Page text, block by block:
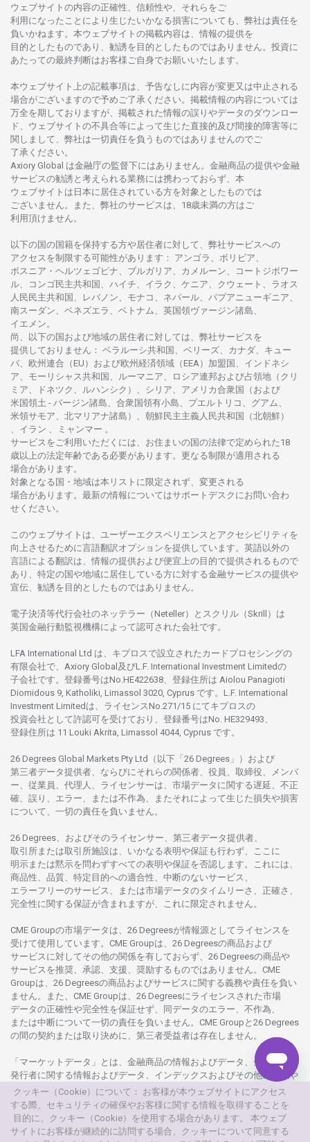
ウェブサイトの内容の正確性、信頼性や、それらをご
利用になったことにより 生じたいかなる損害についても、 弊社は責任を
負いかね ます。 本ウェブサイトの掲載内容は、 情報の提供を
目的としたものであり、 勧誘を 目的としたものではありません。 投資に
あたっての最終判断はお客様ご自身でお願いいたします。
本ウェブサイト 上の記載事項は、 予告なしに 内容が変更又は中止さ れる
場合がございますので予めご了承ください。 掲載情報の内容については
万全を期しておりますが、 掲載さ れた情報の誤りやデータのダウンロー
ド、 ウェブサイトの不具合等に よって生じた 直接的及び間接的障害等に
関し まして、 弊社は一切責任を負うものではありませんのでご
了承ください。
Axiory Global は金融庁の監督下にはありません。 金融商品の提供や金融
サービスの勧誘と 考えられる業務には携わっておらず、 本
ウェブサイトは 日本に 居住さ れている方を対象としたものでは
ございません。
また、 弊社のサービスは、18歳未満の方は ご
利用頂けません 。
以下の国の国籍を保持する方や居住者に対して、 弊社サービスへの
アクセスを制限する可能性があります ： アンゴラ、ボリビア、
ボスニア ・ ヘルツェゴビナ、ブルガリア、カメルーン、コートジボワー
ル、
コンゴ民主共和国、ハイチ、イラク、ケニア、クウェート、 ラオス
人民民主共和国、レバノン、モナコ、ネパール、パプアニューギニア、
南スーダン、ベネズエラ、ベトナム、 英国領ヴァージン諸島、
イエメン。
尚、 以下の国および地域の居住者に対しては、 弊社サービスを
提供しておりません ： ベラルーシ共和国、ベリーズ、カナダ、キュー
バ、 欧州連合 （EU） および欧州経済領域 （EEA）加盟国、インドネシ
ア、 モーリシャス共和国、ルーマニア、 ロシア連邦および占領地 （クリ
ミア、ドネツク、ルハンシク）、シリア、 アメリカ合衆国 （および
米国領土 - バージン諸島、合衆国領有小島、プエルトリコ、グアム、
米領サモア、 北マリアナ諸島）、 朝鮮民主主義人民共和国 （北朝鮮）
、イラン 、ミャンマー 。
サービスを ご利用いただくには、お住まいの国の法律で定められた 18
歳以上の法定年齢である必要があります。 更なる制限が適用さ れる
場合があります。
対象となる国 ・ 地域は本 リストに限定さ れず、 変更さ れる
場合があります。 最新の情報についてはサポートデスクに お問い合わ
せくださ い。
このウェブサイトは、 ユーザーエクスペリエンスと アクセシビリティを
向上さ せるために言語翻訳オプションを提供しています。 英語以外の
言語に よる翻訳は、 情報の提供および便宜上の目的で提供さ れるもので
あり、 特定の国や地域に 居住している方に対する金融サービスの提供や
宣伝、 勧誘を 目的としたものではありません。
電子決済等代行会社のネッテラー （Neteller）と スクリル （Skrill）は
英国金融行動監視機構に よって認可さ れた会社です。
LFA International Ltd は、 キプロスで設立さ れた カードプロセシングの
有限会社で、Axiory Global及びL.F. International Investment Limitedの
子会社です。 登録番号はNo.HE422638、 登録住所は Aiolou Panagioti
Diomidous 9, Katholiki, Limassol 3020, Cyprus です。L.F. International
Investment Limitedは、 ライセンスNo.271/15 にてキプロスの
投資会社として許認可を受けており、 登録番号はNo. HE329493、
登録住所は 11 Louki Akrita, Limassol 4044, Cyprus です。
26 Degrees Global Markets Pty Ltd（以下「26 Degrees」） および
第三者データ提供者、ならびにそれらの関係者、役員、取締役、メンバ
ー、従業員、代理人、ライセンサーは、 市場データに関する遅延、不正
確、誤り、エラー、
または不作為、 またそれに よって生じた損失や損害
について、 一切の責任を負いません。
26 Degrees、 およびそのライセンサー、 第三者データ提供者、
取引所または取引所施設は、いかなる表明や保証も行わず、
ここに
明示または黙示を問わずすべての表明や保証を否認し ます。
これには、
商品性、品質、 特定目的への適合性、 中断のないサービス、
エラーフリーのサービス、 または市場データのタイムリーさ、正確さ、
完全性に関する保証が含まれますが、これに限定さ れません。
CME Groupの市場データは、26 Degreesが情報源としてライセンスを
受けて使用しています。 CME Groupは、26 Degreesの商品および
サービスに対してその他の関係を有しておらず、26 Degreesの商品や
サービスを推奨、承認、支援、 奨励するものではありません。 CME
Groupは、26 Degreesの商品およびサービスに関する義務や責任を負い
ません。また、CME Groupは、26 Degreesに ライセンスさ れた市場
データの正確性や完全性を保証せず、 同データのエラー、不作為、
または中断について一切の責任を負いません。 CME Groupと26 Degrees
の間の契約または取り 決めに、 第三者受益者は存在し ません。
「マーケットデータ」とは、 金融商品の情報およびデータ、 金融商品の
発行者に関する情報およびデータ、 インデックスおよびその他の
情報や
データを
指し、26 Degreesまたは26 Degreesグループ 会社が提供する
製品や サービスの 一部として、更新頻度を問わ ず提供さ れるものを
意味します。
クッキー（Cookie）について： お客様が本ウェブサイトにアクセス
する際、セキュリティの確保やお客様に関する情報を取得することを
目的に、クッキー（Cookie）を使用する場合があります。 本ウェブ
サイトにお客様が継続的に訪問する場合、クッキーについて同意する